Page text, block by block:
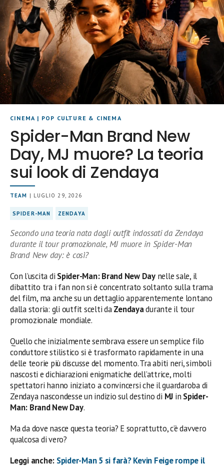
CINEMA | POP CULTURE & CINEMA
Spider-Man Brand New
Day, MJ muore? La teoria
sui look di Zendaya
TEAM | LUGLIO 29, 2026
SPIDER-MAN ZENDAYA
Secondo una teoria nata dagli outfit indossati da Zendaya
durante il tour promozionale, MJ muore in Spider-Man
Brand New day: è così?
Con l’uscita di Spider-Man: Brand New Daynelle sale, il
dibattito tra i fan non si è concentrato soltanto sulla trama
del film, ma anche su un dettaglio apparentemente lontano
dalla storia: gli outfit scelti daZendayadurante il tour
promozionale mondiale.
Quello che inizialmente sembrava essere un semplice filo
conduttore stilistico si è trasformato rapidamente in una
delle teorie più discusse del momento. Tra abiti neri, simboli
nascosti e dichiarazioni enigmatiche dell’attrice, molti
spettatori hanno iniziato a convincersi che il guardaroba di
Zendaya nascondesse un indizio sul destino di MJ in Spider-
Man: Brand New Day.
Ma da dove nasce questa teoria? E soprattutto, c’è davvero
qualcosa di vero?
Leggi anche: Spider-Man 5 si farà? Kevin Feige rompe il